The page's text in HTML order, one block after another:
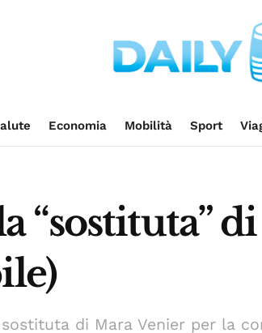
Economia Mobilità Sport
“sostituta”
di Mara Venier per la